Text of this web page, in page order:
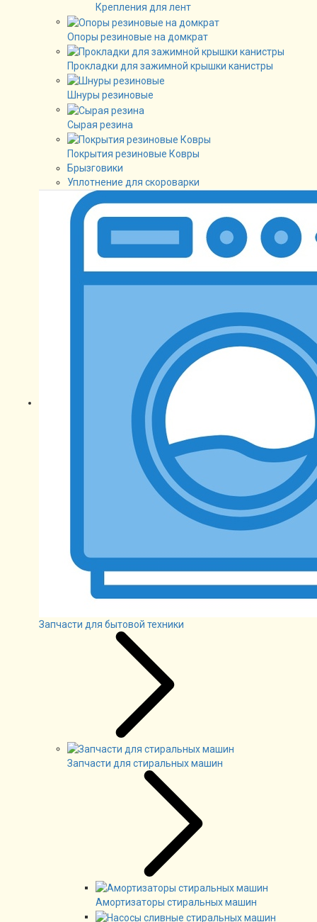
Крепления для лент
Опоры резиновые на домкрат
Прокладки для зажимной крышки канистры
Шнуры резиновые
Сырая резина
Покрытия резиновые Ковры
Брызговики
Уплотнение для скороварки
Запчасти для бытовой техники
Запчасти для стиральных машин
Амортизаторы стиральных машин